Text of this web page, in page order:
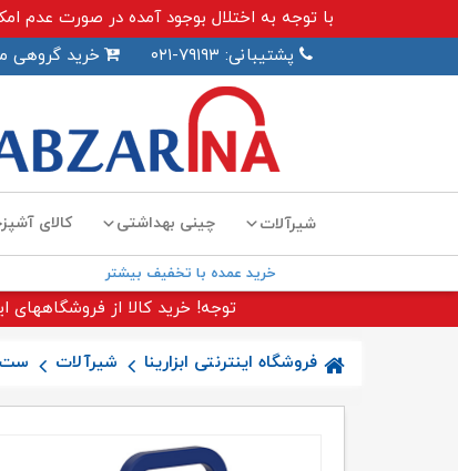
با توجه به اختلال بوجود آمده در صورت عدم امکان ثبت سفارش
پشتیبانی: ۷۹۱۹۳-۰۲۱
خرید گروهی
شیرآلات چینی بهداشتی کالای
خرید عمده با تخفیف بیشتر
توجه! خرید کالا از فروشگاههای
فروشگاه اینترنتی ابزارینا شیرآلات ست